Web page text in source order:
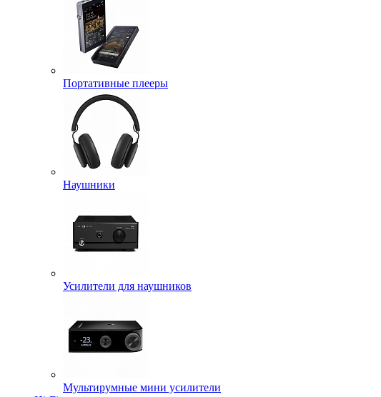
Портативные плееры
Наушники
Усилители для наушников
Мультирумные мини усилители